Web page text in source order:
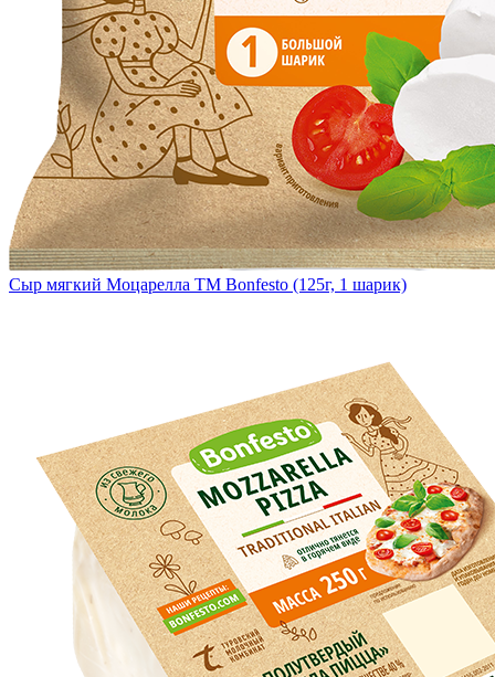
Сыр мягкий Моцарелла TM Bonfesto (125г, 1 шарик)